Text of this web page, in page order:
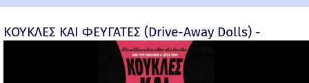
ΚΟΥΚΛΕΣ ΚΑΙ ΦΕΥΓΑΤΕΣ (Drive-Away Dolls) -